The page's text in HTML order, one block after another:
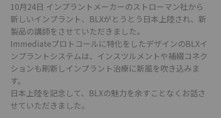
10月24日 インプラントメーカーのストローマン社から
新しいインプラント、BLXがとうとう日本上陸され、新
製品の講師をさせていただきました。
Immediateプロトコールに特化をしたデザインのBLXイ
ンプラントシステムは、インスツルメントや補綴コネク
ションも刷新しインプラント治療に新風を吹き込みま
す。
日本上陸を記念して、BLXの魅力を余すことなくお話さ
せていただきました。